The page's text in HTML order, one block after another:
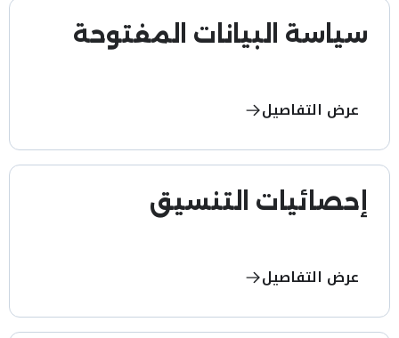
سياسة البيانات المفتوحة
عرض التفاصيل
إحصائيات التنسيق
عرض التفاصيل